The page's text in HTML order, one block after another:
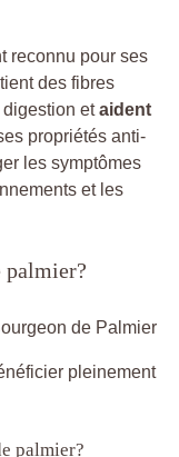
reconnu pour ses
des fibres
etaident
propriétés anti-
les symptômes
et les
palmier?
pleinement
palmier?